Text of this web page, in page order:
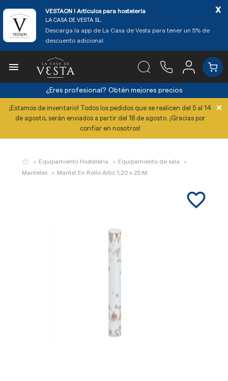
VESTAON l Artículos para hostelería
LA CASA DE VESTA SL.
Descarga la app de La Casa de Vesta para tener un 5% de
descuento adicional.
x

¿Eres profesional? Obtén mejores precios
¡Estamos de inventario! Todos los pedidos que se realicen del 5 al 14
de agosto, serán enviados a partir del 18 de agosto. ¡Gracias por
confiar en nosotros!
×
Equipamiento Hostelería
Equipamiento de sala
Manteles
Mantel En Rollo Artic 1,20 x 25 M.
favorite_border